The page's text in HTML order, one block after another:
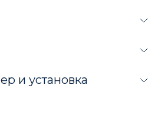
и установка